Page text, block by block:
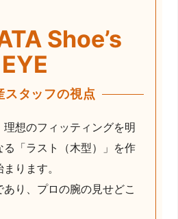
Shoe’s
EYE
スタッフの視点
想のフィッティングを明
「ラスト（木型）」を作
ります。
り、プロの腕の見せどこ